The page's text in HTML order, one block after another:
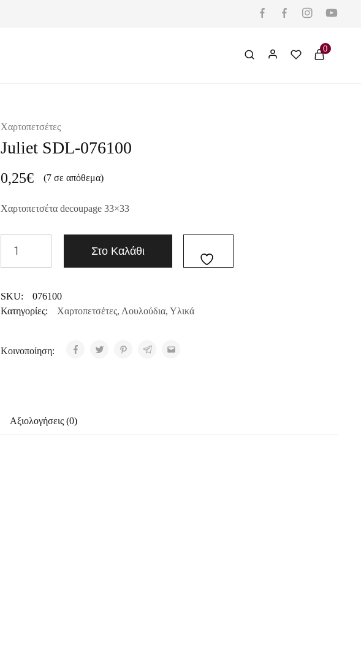
0
Χαρτοπετσέτες
Juliet SDL-076100
0,25€ (7 σε απόθεμα)
Χαρτοπετσέτα decoupage 33×33
Στο Καλάθι
SKU:
076100
Κατηγορίες:
Χαρτοπετσέτες, Λουλούδια, Υλικά
Κοινοποίηση:
Αξιολογήσεις (0)